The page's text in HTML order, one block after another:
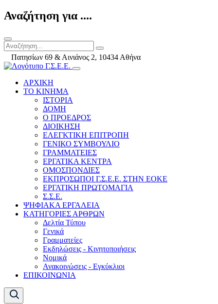
Αναζήτηση για ....
Πατησίων 69 & Αινιάνος 2, 10434 Αθήνα
ΑΡΧΙΚΗ
ΤΟ ΚΙΝΗΜΑ
ΙΣΤΟΡΙΑ
ΔΟΜΗ
Ο ΠΡΟΕΔΡΟΣ
ΔΙΟΙΚΗΣΗ
ΕΛΕΓΚΤΙΚΗ ΕΠΙΤΡΟΠΗ
ΓΕΝΙΚΟ ΣΥΜΒΟΥΛΙΟ
ΓΡΑΜΜΑΤΕΙΕΣ
ΕΡΓΑΤΙΚΑ ΚΕΝΤΡΑ
ΟΜΟΣΠΟΝΔΙΕΣ
ΕΚΠΡΟΣΩΠΟΙ Γ.Σ.Ε.Ε. ΣΤΗΝ ΕΟΚΕ
ΕΡΓΑΤΙΚΗ ΠΡΩΤΟΜΑΓΙΑ
Σ.Σ.Ε.
ΨΗΦΙΑΚΑ ΕΡΓΑΛΕΙΑ
ΚΑΤΗΓΟΡΙΕΣ ΑΡΘΡΩΝ
Δελτία Τύπου
Γενικά
Γραμματείες
Εκδηλώσεις - Κινητοποιήσεις
Νομικά
Ανακοινώσεις - Εγκύκλιοι
ΕΠΙΚΟΙΝΩΝΙΑ